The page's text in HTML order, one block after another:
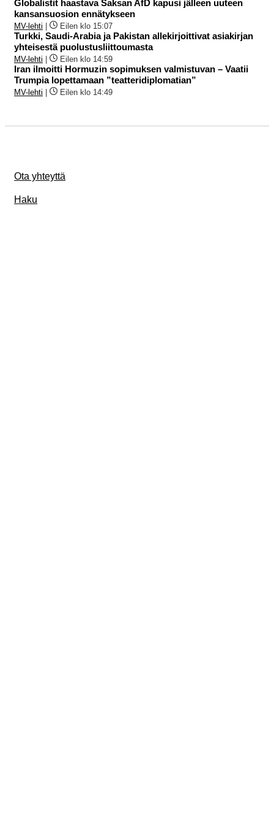
Globalistit haastava Saksan AfD kapusi jälleen uuteen
kansansuosion ennätykseen
MV-lehti Eilen klo 15:07
Turkki, Saudi-Arabia ja Pakistan allekirjoittivat asiakirjan
yhteisestä puolustusliittoumasta
MV-lehti Eilen klo 14:59
Iran ilmoitti Hormuzin sopimuksen valmistuvan – Vaatii
Trumpia lopettamaan ”teatteridiplomatian”
MV-lehti Eilen klo 14:49
Ota yhteyttä
Haku